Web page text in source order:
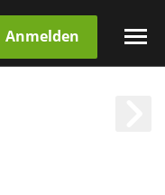
Anmelden